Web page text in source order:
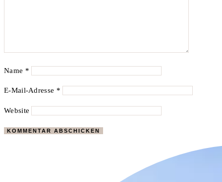
Name *
E-Mail-Adresse *
Website